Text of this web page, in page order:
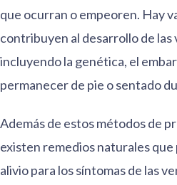
que ocurran o empeoren. Hay
contribuyen al desarrollo de las
incluyendo la genética, el
permanecer de pie o sentado
Además de estos métodos de
existen remedios naturales
alivio para los síntomas de las